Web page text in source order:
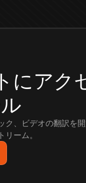
にアク
ク、ビデオの翻訳を
ーム。